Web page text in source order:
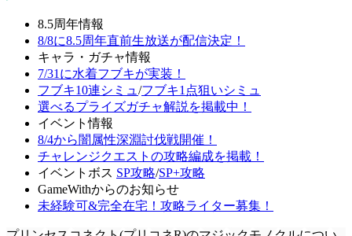
8.5周年情報
8/8に8.5周年直前生放送が配信決定！
キャラ・ガチャ情報
7/31に水着フブキが実装！
フブキ10連シミュ /フブキ1点狙いシミュ
選べるプライズガチャ解説を掲載中！
イベント情報
8/4から闇属性深淵討伐戦開催！
チャレンジクエストの攻略編成を掲載！
イベントボス SP攻略/SP+攻略
GameWithからのお知らせ
未経験可&完全在宅！攻略ライター募集！